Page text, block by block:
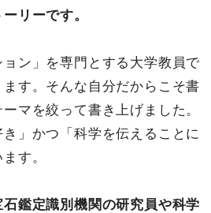
リーです。
ン」を専門とする大学教員で
す。そんな自分だからこそ書
マを絞って書き上げました。
」かつ「科学を伝えることに
す。
鑑定識別機関の研究員や科学